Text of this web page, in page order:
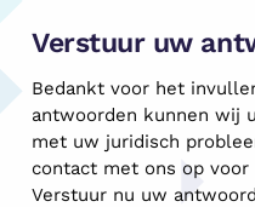
Verstuur uw
Bedankt voor het
antwoorden kunnen wij
met uw juridisch
contact met ons op voor
Verstuur nu uw